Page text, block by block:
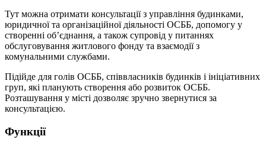
Тут можна отримати консультації з управління будинками,
юридичної та організаційної діяльності ОСББ, допомогу у
створенні об’єднання, а також супровід у питаннях
обслуговування житлового фонду та взаємодії з
комунальними службами.
Підійде для голів ОСББ, співвласників будинків і ініціативних
груп, які планують створення або розвиток ОСББ.
Розташування у місті дозволяє зручно звернутися за
консультацією.
Функції